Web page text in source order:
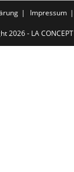
Impressum
2026 - LA CONCEPT